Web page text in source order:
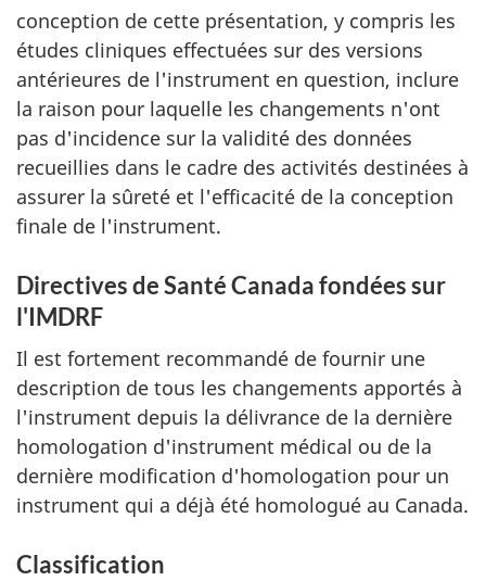
conception de cette présentation, y compris les
études cliniques effectuées sur des versions
antérieures de l'instrument en question, inclure
la raison pour laquelle les changements n'ont
pas d'incidence sur la validité des données
recueillies dans le cadre des activités destinées à
assurer la sûreté et l'efficacité de la conception
finale de l'instrument.
Directives de Santé Canada fondées sur
l'IMDRF
Il est fortement recommandé de fournir une
description de tous les changements apportés à
l'instrument depuis la délivrance de la dernière
homologation d'instrument médical ou de la
dernière modification d'homologation pour un
instrument qui a déjà été homologué au Canada.
Classification